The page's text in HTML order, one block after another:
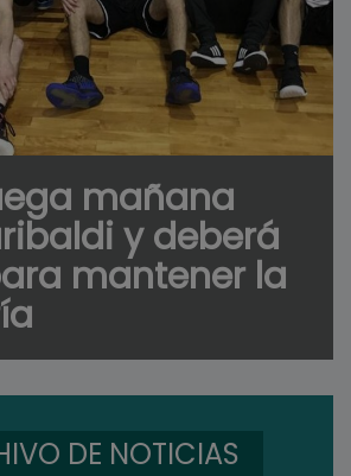
mañana
y deberá
mantener la
DE NOTICIAS